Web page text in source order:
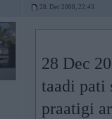
28. Dec 2008, 22:43
28 Dec
taadi pati
praatigi